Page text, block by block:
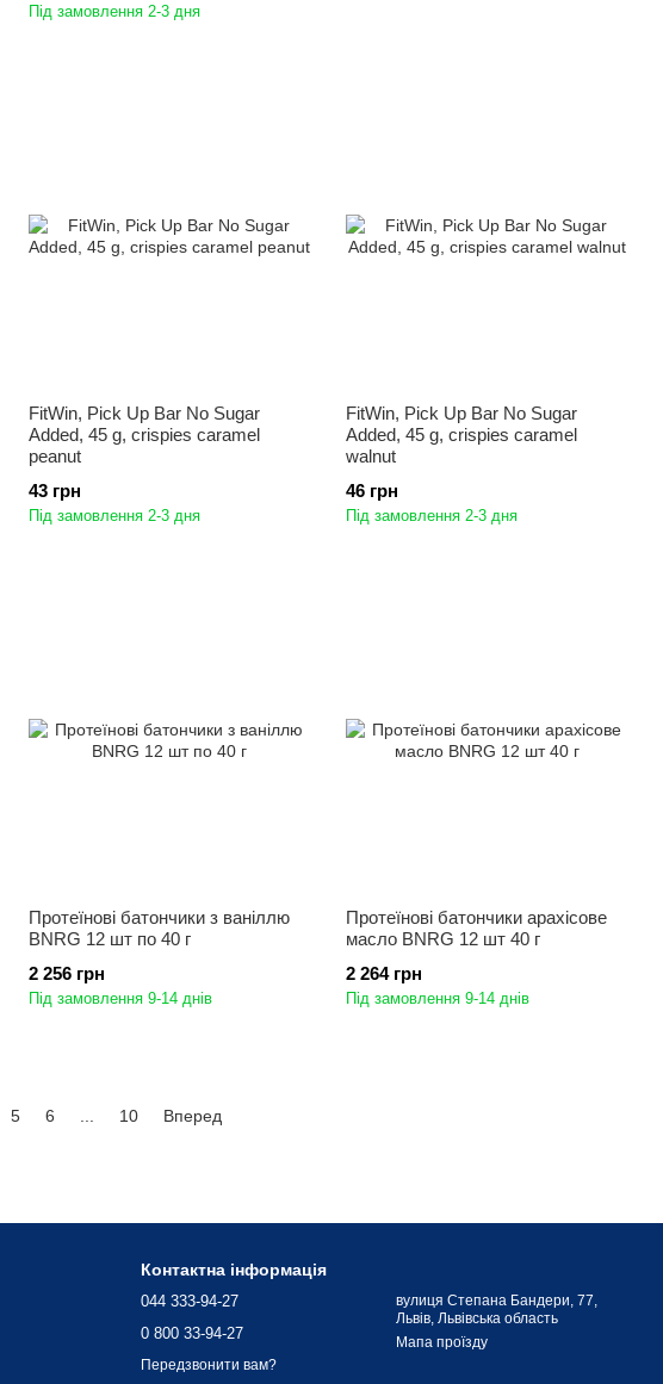
Під замовлення 2-3 дня
FitWin, Pick Up Bar No Sugar
Added, 45 g, crispies caramel
peanut
43 грн
Під замовлення 2-3 дня
FitWin, Pick Up Bar No Sugar
Added, 45 g, crispies caramel
walnut
46 грн
Під замовлення 2-3 дня
Протеїнові батончики з ваніллю
BNRG 12 шт по 40 г
2 256 грн
Під замовлення 9-14 днів
Протеїнові батончики арахісове
масло BNRG 12 шт 40 г
2 264 грн
Під замовлення 9-14 днів
5 6 10 Вперед
Контактна інформація
044 333-94-27
0 800 33-94-27
Передзвонити вам?
вулиця Степана Бандери, 77,
Львів, Львівська область
Мапа проїзду